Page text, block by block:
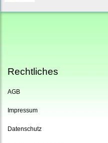
Rechtliches
AGB
Impressum
Datenschutz